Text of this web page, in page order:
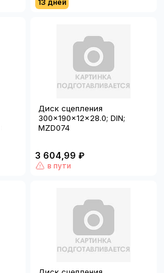
13 дней
Диск сцепления
300x190x12x28.0; DIN;
MZD074
3 604,99 ₽
в пути